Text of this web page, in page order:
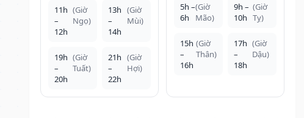
11h
–
12h
(Giờ
Ngọ)
13h
–
14h
(Giờ
Mùi)
19h
–
20h
(Giờ
Tuất)
21h
–
22h
(Giờ
Hợi)
5h –
6h
(Giờ
Mão)
9h –
10h
(Giờ
Tỵ)
15h
–
16h
(Giờ
Thân)
17h
–
18h
(Giờ
Dậu)